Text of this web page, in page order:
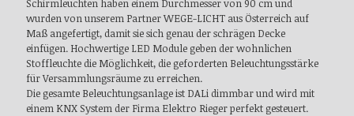
Schirmleuchten haben einem Durchmesser von 90 cm und
wurden von unserem Partner WEGE-LICHT aus Österreich auf
Maß angefertigt, damit sie sich genau der schrägen Decke
einfügen. Hochwertige LED Module geben der wohnlichen
Stoffleuchte die Möglichkeit, die geforderten Beleuchtungsstärke
für Versammlungsräume zu erreichen.
Die gesamte Beleuchtungsanlage ist DALi dimmbar und wird mit
einem KNX System der Firma Elektro Rieger perfekt gesteuert.